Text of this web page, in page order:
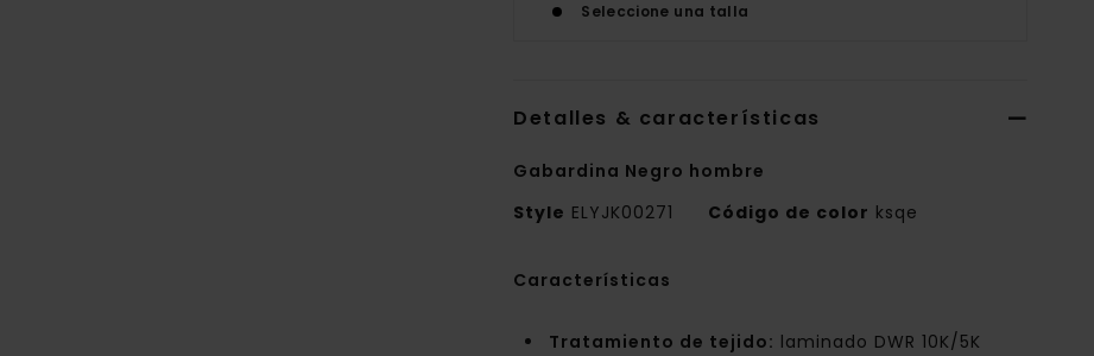
Seleccione una talla
Detalles & características
Gabardina Negro hombre
Style ELYJK00271 Código de color ksqe
Características
Tratamiento de tejido: laminado DWR 10K/5K